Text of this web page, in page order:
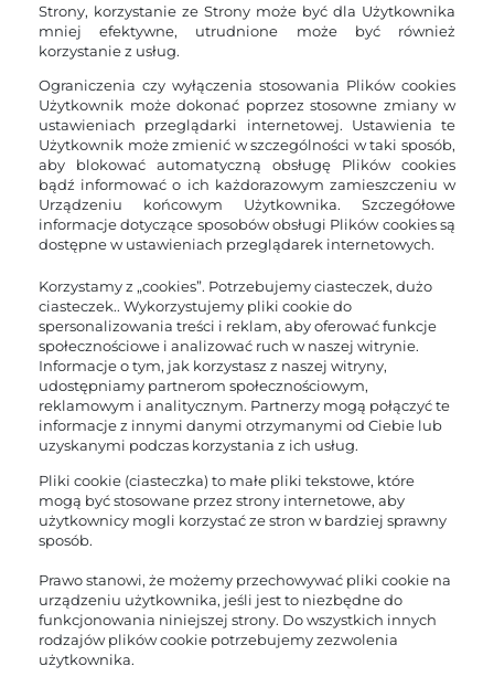
Strony, korzystanie ze Strony może być dla Użytkownika
mniej efektywne, utrudnione może być również
korzystanie z usług.
Ograniczenia czy wyłączenia stosowania Plików cookies
Użytkownik może dokonać poprzez stosowne zmiany w
ustawieniach przeglądarki internetowej. Ustawienia te
Użytkownik może zmienić w szczególności w taki sposób,
aby blokować automatyczną obsługę Plików cookies
bądź informować o ich każdorazowym zamieszczeniu w
Urządzeniu końcowym Użytkownika. Szczegółowe
informacje dotyczące sposobów obsługi Plików cookies są
dostępne w ustawieniach przeglądarek internetowych.
Korzystamy z „cookies”. Potrzebujemy ciasteczek, dużo
ciasteczek.. Wykorzystujemy pliki cookie do
spersonalizowania treści i reklam, aby oferować funkcje
społecznościowe i analizować ruch w naszej witrynie.
Informacje o tym, jak korzystasz z naszej witryny,
udostępniamy partnerom społecznościowym,
reklamowym i analitycznym. Partnerzy mogą połączyć te
informacje z innymi danymi otrzymanymi od Ciebie lub
uzyskanymi podczas korzystania z ich usług.
Pliki cookie (ciasteczka) to małe pliki tekstowe, które
mogą być stosowane przez strony internetowe, aby
użytkownicy mogli korzystać ze stron w bardziej sprawny
sposób.
Prawo stanowi, że możemy przechowywać pliki cookie na
urządzeniu użytkownika, jeśli jest to niezbędne do
funkcjonowania niniejszej strony. Do wszystkich innych
rodzajów plików cookie potrzebujemy zezwolenia
użytkownika.